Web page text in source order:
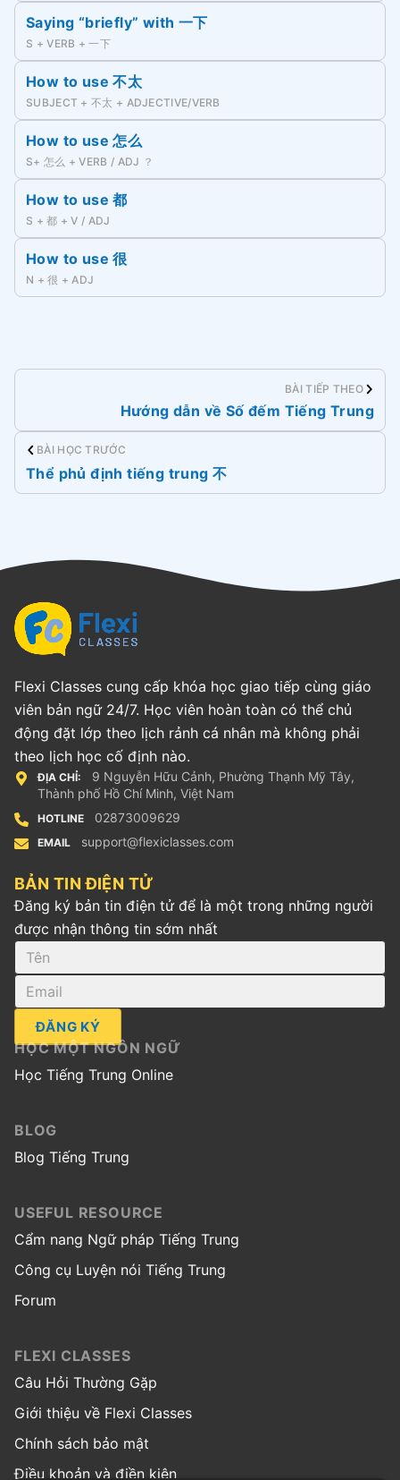
Saying “briefly” with 一下
S + VERB + 一下
How to use 不太
SUBJECT + 不太 + ADJECTIVE/VERB
How to use 怎么
S+ 怎么 + VERB / ADJ ？
How to use 都
S + 都 + V / ADJ
How to use 很
N + 很 + ADJ
BÀI TIẾP THEO
Hướng dẫn về Số đếm Tiếng Trung
BÀI HỌC TRƯỚC
Thể phủ định tiếng trung 不
Flexi Classes cung cấp khóa học giao tiếp cùng giáo
viên bản ngữ 24/7. Học viên hoàn toàn có thể chủ
động đặt lớp theo lịch rảnh cá nhân mà không phải
theo lịch học cố định nào.
ĐỊA CHỈ:
9 Nguyễn Hữu Cảnh, Phường Thạnh Mỹ Tây,
Thành phố Hồ Chí Minh, Việt Nam
HOTLINE 02873009629
EMAIL support@flexiclasses.com
BẢN TIN ĐIỆN TỬ
Đăng ký bản tin điện tử để là một trong những người
được nhận thông tin sớm nhất
ĐĂNG KÝ
HỌC MỘT NGÔN NGỮ
Học Tiếng Trung Online
BLOG
Blog Tiếng Trung
USEFUL RESOURCE
Cẩm nang Ngữ pháp Tiếng Trung
Công cụ Luyện nói Tiếng Trung
Forum
FLEXI CLASSES
Câu Hỏi Thường Gặp
Giới thiệu về Flexi Classes
Chính sách bảo mật
Điều khoản và điền kiện